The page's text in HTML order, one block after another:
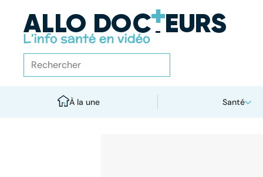
À la une Santé